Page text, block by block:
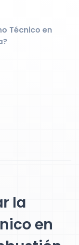
Técnico en
la
en